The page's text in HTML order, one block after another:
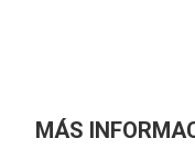
MÁS